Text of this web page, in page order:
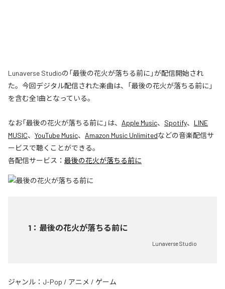
Lunaverse Studioの「最後の花火が落ちる前に」が配信開始され
た。今回デジタル配信された楽曲は、「最後の花火が落ちる前に」
を含む全1曲となっている。
なお「最後の花火が落ちる前に 」は、 Apple Music、 Spotify、 LINE
MUSIC、 YouTube Music、 Amazon Music Unlimitedなどの音楽配信サ
ービスで聴くことができる。
各配信サービス： 最後の花火が落ちる前に
1 ： 最後の花火が落ちる前に
Lunaverse Studio
ジャンル： J-Pop / アニメ / ゲーム